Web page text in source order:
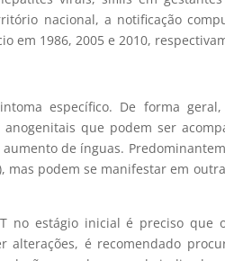
nacional, a notificação
em 1986, 2005 e 2010,
específico. De forma
que podem ser
de ínguas.
mas podem se manifestar em
no estágio inicial é preciso
alterações, é recomendado